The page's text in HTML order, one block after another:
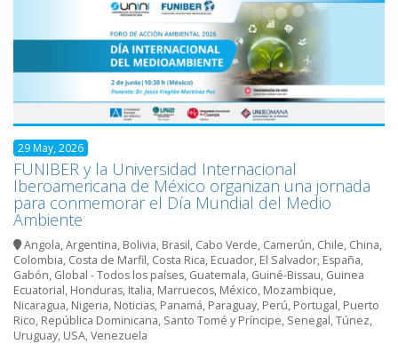
29 May, 2026
FUNIBER y la Universidad Internacional
Iberoamericana de México organizan una jornada
para conmemorar el Día Mundial del Medio
Ambiente
Angola,Argentina, Bolivia, Brasil, Cabo Verde, Camerún, Chile, China,
Colombia, Costa de Marfil, Costa Rica, Ecuador, El Salvador, España,
Gabón, Global - Todos los países, Guatemala, Guiné-Bissau, Guinea
Ecuatorial, Honduras, Italia, Marruecos, México, Mozambique,
Nicaragua, Nigeria, Noticias, Panamá, Paraguay, Perú, Portugal, Puerto
Rico, República Dominicana, Santo Tomé y Príncipe, Senegal,Túnez,
Uruguay, USA,Venezuela